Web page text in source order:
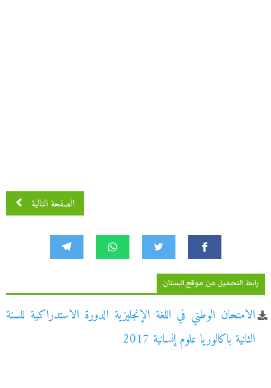
الصفحة التالية
رابط التحميل من موقع البستان
الامتحان الوطني في اللغة الإنجليزية الدورة الاستدراكية للسنة
الثانية باكالوريا علوم إنسانية 2017